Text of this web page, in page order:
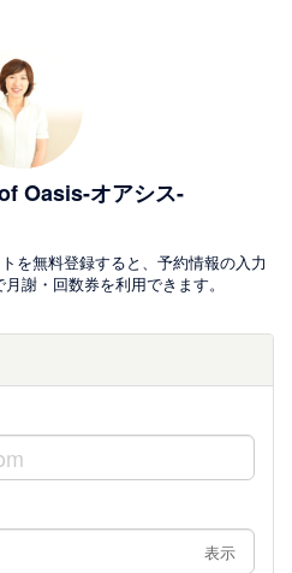
Oasis-オアシス-
を無料登録すると、予約情報の入力
謝・回数券を利用できます。
表示